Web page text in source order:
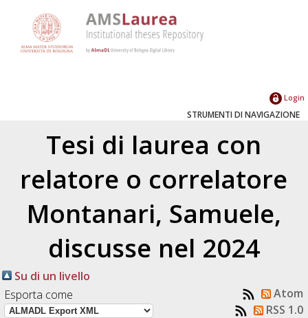
Login
STRUMENTI DI NAVIGAZIONE
Tesi di laurea con
relatore o correlatore
Montanari, Samuele,
discusse nel 2024
Su di un livello
Esporta come
Atom
RSS 1.0